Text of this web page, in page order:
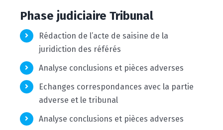
Phase judiciaire Tribunal
Rédaction de l’acte de saisine de la
juridiction des référés
Analyse conclusions et pièces adverses
Echanges correspondances avec la partie
adverse et le tribunal
Analyse conclusions et pièces adverses